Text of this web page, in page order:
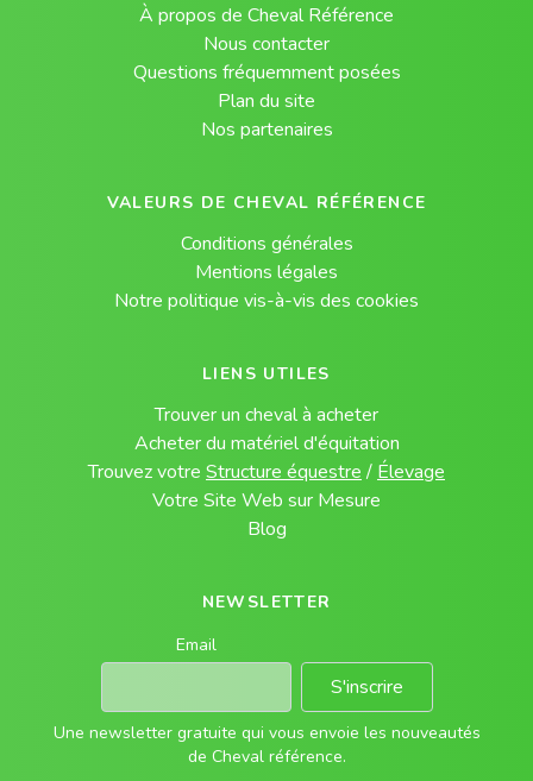
À propos de Cheval Référence
Nous contacter
Questions fréquemment posées
Plan du site
Nos partenaires
VALEURS DE CHEVAL RÉFÉRENCE
Conditions générales
Mentions légales
Notre politique vis-à-vis des cookies
LIENS UTILES
Trouver un cheval à acheter
Acheter du matériel d'équitation
Trouvez votre Structure équestre / Élevage
Votre Site Web sur Mesure
Blog
NEWSLETTER
Email
S'inscrire
Une newsletter gratuite qui vous envoie les nouveautés
de Cheval référence.